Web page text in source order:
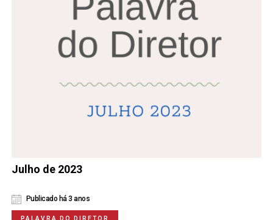
Julho de 2023
Publicado há 3 anos